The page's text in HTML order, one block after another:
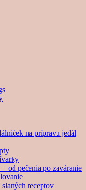
na prípravu jedál
od pečenia po zaváranie
receptov